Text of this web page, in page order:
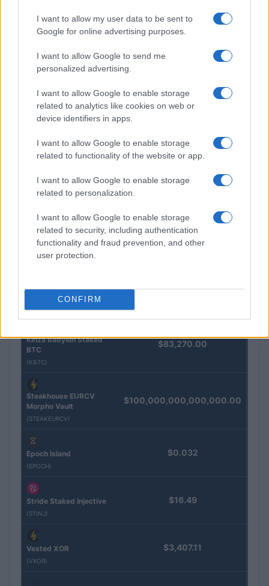
I want to allow my user data to be sent to
Google for online advertising purposes.
I want to allow Google to send me
personalized advertising.
I want to allow Google to enable storage
related to analytics like cookies on web or
device identifiers in apps.
I want to allow Google to enable storage
related to functionality of the website or app.
I want to allow Google to enable storage
related to personalization.
I want to allow Google to enable storage
related to security, including authentication
functionality and fraud prevention, and other
user protection.
CONFIRM
La macchina usata più affidabile: un investimento che esige
ponderazione
QUOTAZIONI CRYPTO
Nome Prezzo
$4,187.30
Kinza Babylon Staked
BTC
(KBTC)
$83,270.00
Steakhouse EURCV
Morpho Vault
(STEAKEURCV)
$100,000,000,000,000.00
Epoch Island
(EPOCH)
$0.032
Stride Staked Injective
(STINJ)
$16.49
Vested XOR
(VXOR)
$3,407.11